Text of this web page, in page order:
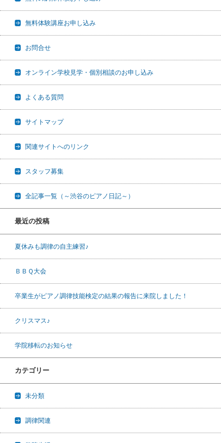
無料体験講座お申し込み
お問合せ
オンライン学校見学・個別相談のお申し込み
よくある質問
サイトマップ
関連サイトへのリンク
スタッフ募集
全記事一覧（～渋谷のピアノ日記～）
最近の投稿
夏休みも調律の自主練習♪
ＢＢＱ大会
卒業生がピアノ調律技能検定の結果の報告に来院しました！
クリスマス♪
学院移転のお知らせ
カテゴリー
未分類
調律関連